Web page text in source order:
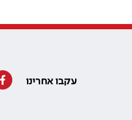
עקבו אחרינו